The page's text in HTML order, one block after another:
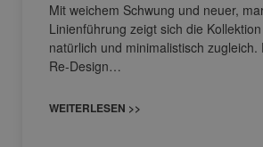
Mit weichem Schwung und neuer,
Linienführung zeigt sich die
natürlich und minimalistisch zugleich.
Re-Design…
WEITERLESEN >>